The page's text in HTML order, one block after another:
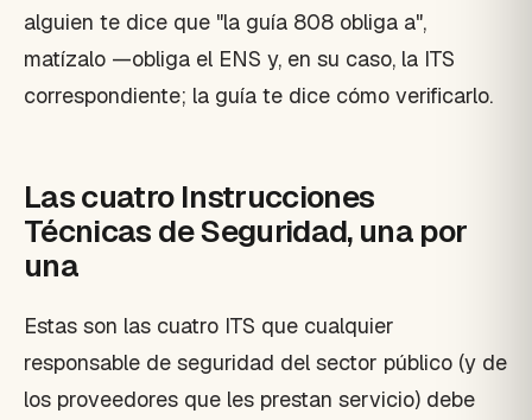
alguien te dice que "la guía 808 obliga a",
matízalo —obliga el ENS y, en su caso, la ITS
correspondiente; la guía te dice cómo verificarlo.
Las cuatro Instrucciones
Técnicas de Seguridad, una por
una
Estas son las cuatro ITS que cualquier
responsable de seguridad del sector público (y de
los proveedores que les prestan servicio) debe